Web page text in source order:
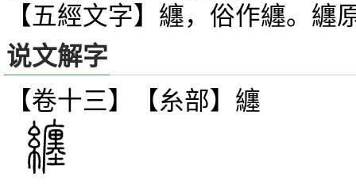
【五經文字】纏，俗作纏。纏
说文解字
【卷十三】【糸部】 纏